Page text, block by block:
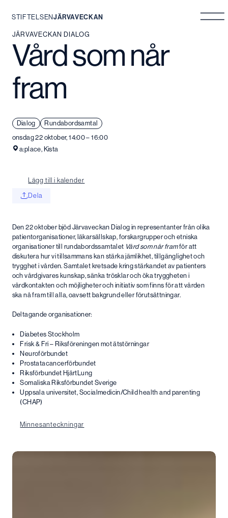
Hoppa
innehåll
STIFTELSENJÄRVAVECKAN
JÄRVAVECKAN DIALOG
Vård som når
fram
Dialog
Rundabordsamtal
onsdag 22 oktober, 14:00 – 16:00
a:place, Kista
Lägg till i kalender
Dela
Den 22 oktober bjöd Järvaveckan Dialog in representanter från olika
patientorganisationer, läkarsällskap, forskargrupper och etniska
organisationer till rundabordssamtalet Vård som når framför att
diskutera hur vi tillsammans kan stärka jämlikhet, tillgänglighet och
trygghet i vården. Samtalet kretsade kring stärkandet av patienters
och vårdgivares kunskap, sänka trösklar och öka tryggheten i
vårdkontakten och möjligheter och initiativ som finns för att vården
ska nå fram till alla, oavsett bakgrund eller förutsättningar.
Deltagande organisationer:
Diabetes Stockholm
Frisk & Fri – Riksföreningen mot ätstörningar
Neuroförbundet
Prostatacancerförbundet
Riksförbundet HjärtLung
Somaliska Riksförbundet Sverige
Uppsala universitet, Socialmedicin/Child health and parenting
(CHAP)
Minnesanteckningar